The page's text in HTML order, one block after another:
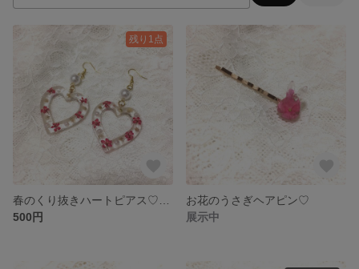
残り1点
500円
お花のうさぎヘアピン♡
展示中